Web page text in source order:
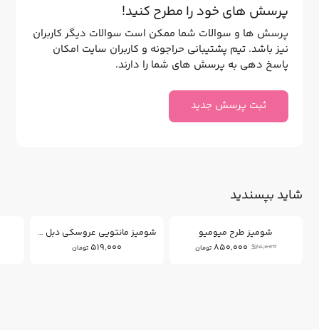
پرسش های خود را مطرح کنید!
پرسش ها و سوالات شما ممکن است سوالات دیگر کاربران
نیز باشد. تیم پشتیبانی حراجونه و کاربران سایت امکان
پاسخ دهی به پرسش های شما را دارند.
ثبت پرسش جدید
شاید بپسندید
شومیز طرح میومیو
920,000
850,000 تومان
شومیز مانتویی عروسکی دبل فیس
519,000 تومان